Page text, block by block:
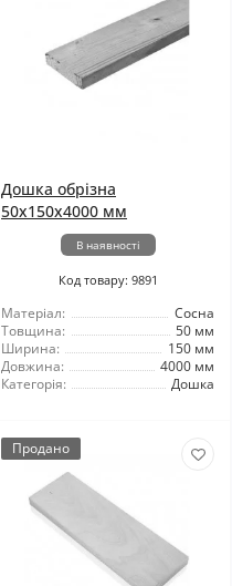
Дошка обрізна
50x150x4000 мм
В наявності
Код товару: 9891
Матеріал:
Сосна
Товщина:
50 мм
Ширина:
150 мм
Довжина:
4000 мм
Категорія:
Дошка
Продано